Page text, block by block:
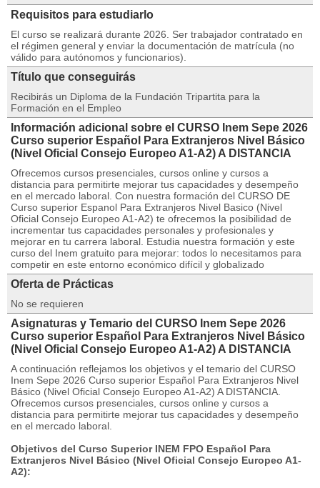
Requisitos para estudiarlo
El curso se realizará durante 2026. Ser trabajador contratado en
el régimen general y enviar la documentación de matrícula (no
válido para autónomos y funcionarios).
Título que conseguirás
Recibirás un Diploma de la Fundación Tripartita para la
Formación en el Empleo
Información adicional sobre el CURSO Inem Sepe 2026
Curso superior Español Para Extranjeros Nivel Básico
(Nivel Oficial Consejo Europeo A1-A2) A DISTANCIA
Ofrecemos cursos presenciales, cursos online y cursos a
distancia para permitirte mejorar tus capacidades y desempeño
en el mercado laboral. Con nuestra formación del CURSO DE
Curso superior Espanol Para Extranjeros Nivel Basico (Nivel
Oficial Consejo Europeo A1-A2) te ofrecemos la posibilidad de
incrementar tus capacidades personales y profesionales y
mejorar en tu carrera laboral. Estudia nuestra formación y este
curso del Inem gratuito para mejorar: todos lo necesitamos para
competir en este entorno económico difícil y globalizado
Oferta de Prácticas
No se requieren
Asignaturas y Temario del CURSO Inem Sepe 2026
Curso superior Español Para Extranjeros Nivel Básico
(Nivel Oficial Consejo Europeo A1-A2) A DISTANCIA
A continuación reflejamos los objetivos y el temario del CURSO
Inem Sepe 2026 Curso superior Español Para Extranjeros Nivel
Básico (Nivel Oficial Consejo Europeo A1-A2) A DISTANCIA.
Ofrecemos cursos presenciales, cursos online y cursos a
distancia para permitirte mejorar tus capacidades y desempeño
en el mercado laboral.
Objetivos del Curso Superior INEM FPO Español Para
Extranjeros Nivel Básico (Nivel Oficial Consejo Europeo A1-
A2):